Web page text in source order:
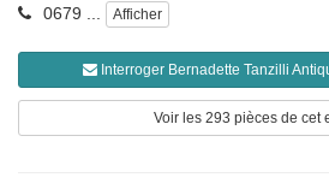
0679 ... Afficher
Interroger Bernadette Tanzilli
Voir les 293 pièces de cet